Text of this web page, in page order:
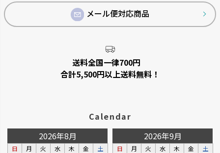
メール便対応商品
送料全国一律700円
合計5,500円以上送料無料！
Calendar
2026年8月
日 月 火 水 木 金
土
2026年9月
日 月 火 水 木 金
土